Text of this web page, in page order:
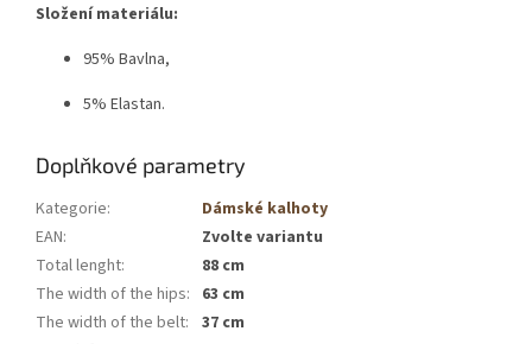
Složení materiálu:
95% Bavlna,
5% Elastan.
Doplňkové parametry
Kategorie:
Dámské kalhoty
EAN:
Zvolte variantu
Total lenght:
88 cm
The width of the hips: 63 cm
The width of the belt: 37 cm